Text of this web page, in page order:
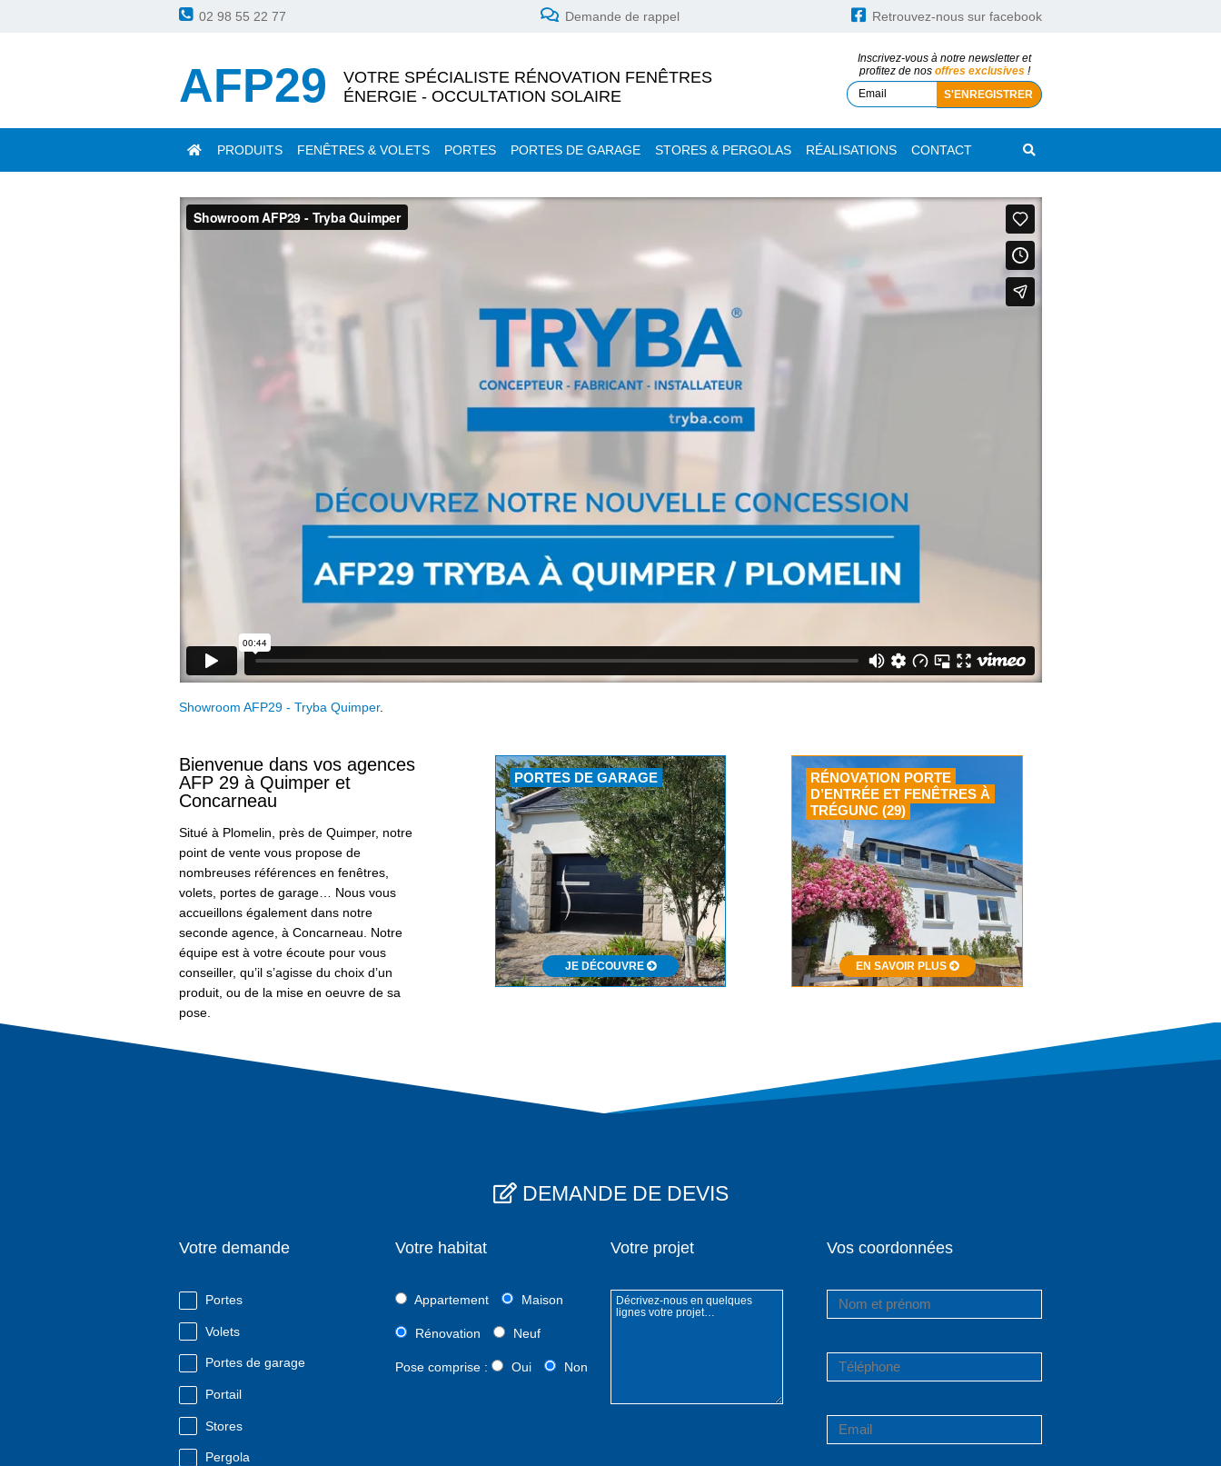
02 98 55 22 77 Demande de rappel Retrouvez-nous sur facebook
AFP29
VOTRE SPÉCIALISTE RÉNOVATION FENÊTRES
ÉNERGIE - OCCULTATION SOLAIRE
Inscrivez-vous à notre newsletter et
profitez de nos offres exclusives!
PRODUITS FENÊTRES & VOLETS PORTES PORTES DE GARAGE STORES & PERGOLAS RÉALISATIONS CONTACT
Showroom AFP29 - Tryba Quimper.
Bienvenue dans vos agences
AFP 29 à Quimper et
Concarneau
Situé à Plomelin, près de Quimper, notre
point de vente vous propose de
nombreuses références en fenêtres,
volets, portes de garage… Nous vous
accueillons également dans notre
seconde agence, à Concarneau. Notre
équipe est à votre écoute pour vous
conseiller, qu’il s’agisse du choix d’un
produit, ou de la mise en oeuvre de sa
pose.
PORTES DE GARAGE
JE DÉCOUVRE
RÉNOVATION PORTE
D’ENTRÉE ET FENÊTRES À
TRÉGUNC (29)
EN SAVOIR PLUS
DEMANDE DE DEVIS
Votre demande
Portes
Volets
Portes de garage
Portail
Stores
Pergola
Votre habitat
Appartement Maison
Rénovation Neuf
Pose comprise : Oui Non
Votre projet Vos coordonnées